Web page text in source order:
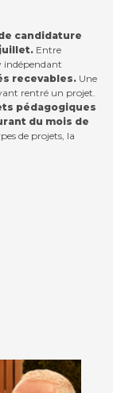
candidature
Entre
indépendant
recevables. Une
rentré un projet.
pédagogiques
du mois de
de projets, la